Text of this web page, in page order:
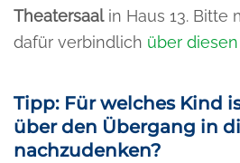
Theatersaalin Haus 13. Bitte
dafür verbindlich über
Tipp: Für welches Kind
über den Übergang in
nachzudenken?